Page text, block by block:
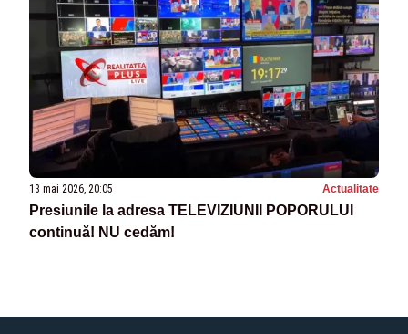
13 mai 2026, 20:05 Actualitate
Presiunile la adresa TELEVIZIUNII POPORULUI
continuă! NU cedăm!